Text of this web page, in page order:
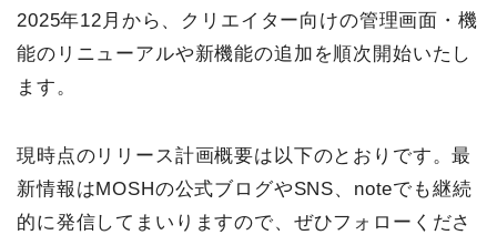
2025年12月から、クリエイター向けの管理画面・機
能のリニューアルや新機能の追加を順次開始いたし
ます。
現時点のリリース計画概要は以下のとおりです。最
新情報はMOSHの公式ブログやSNS、noteでも継続
的に発信してまいりますので、ぜひフォローくださ